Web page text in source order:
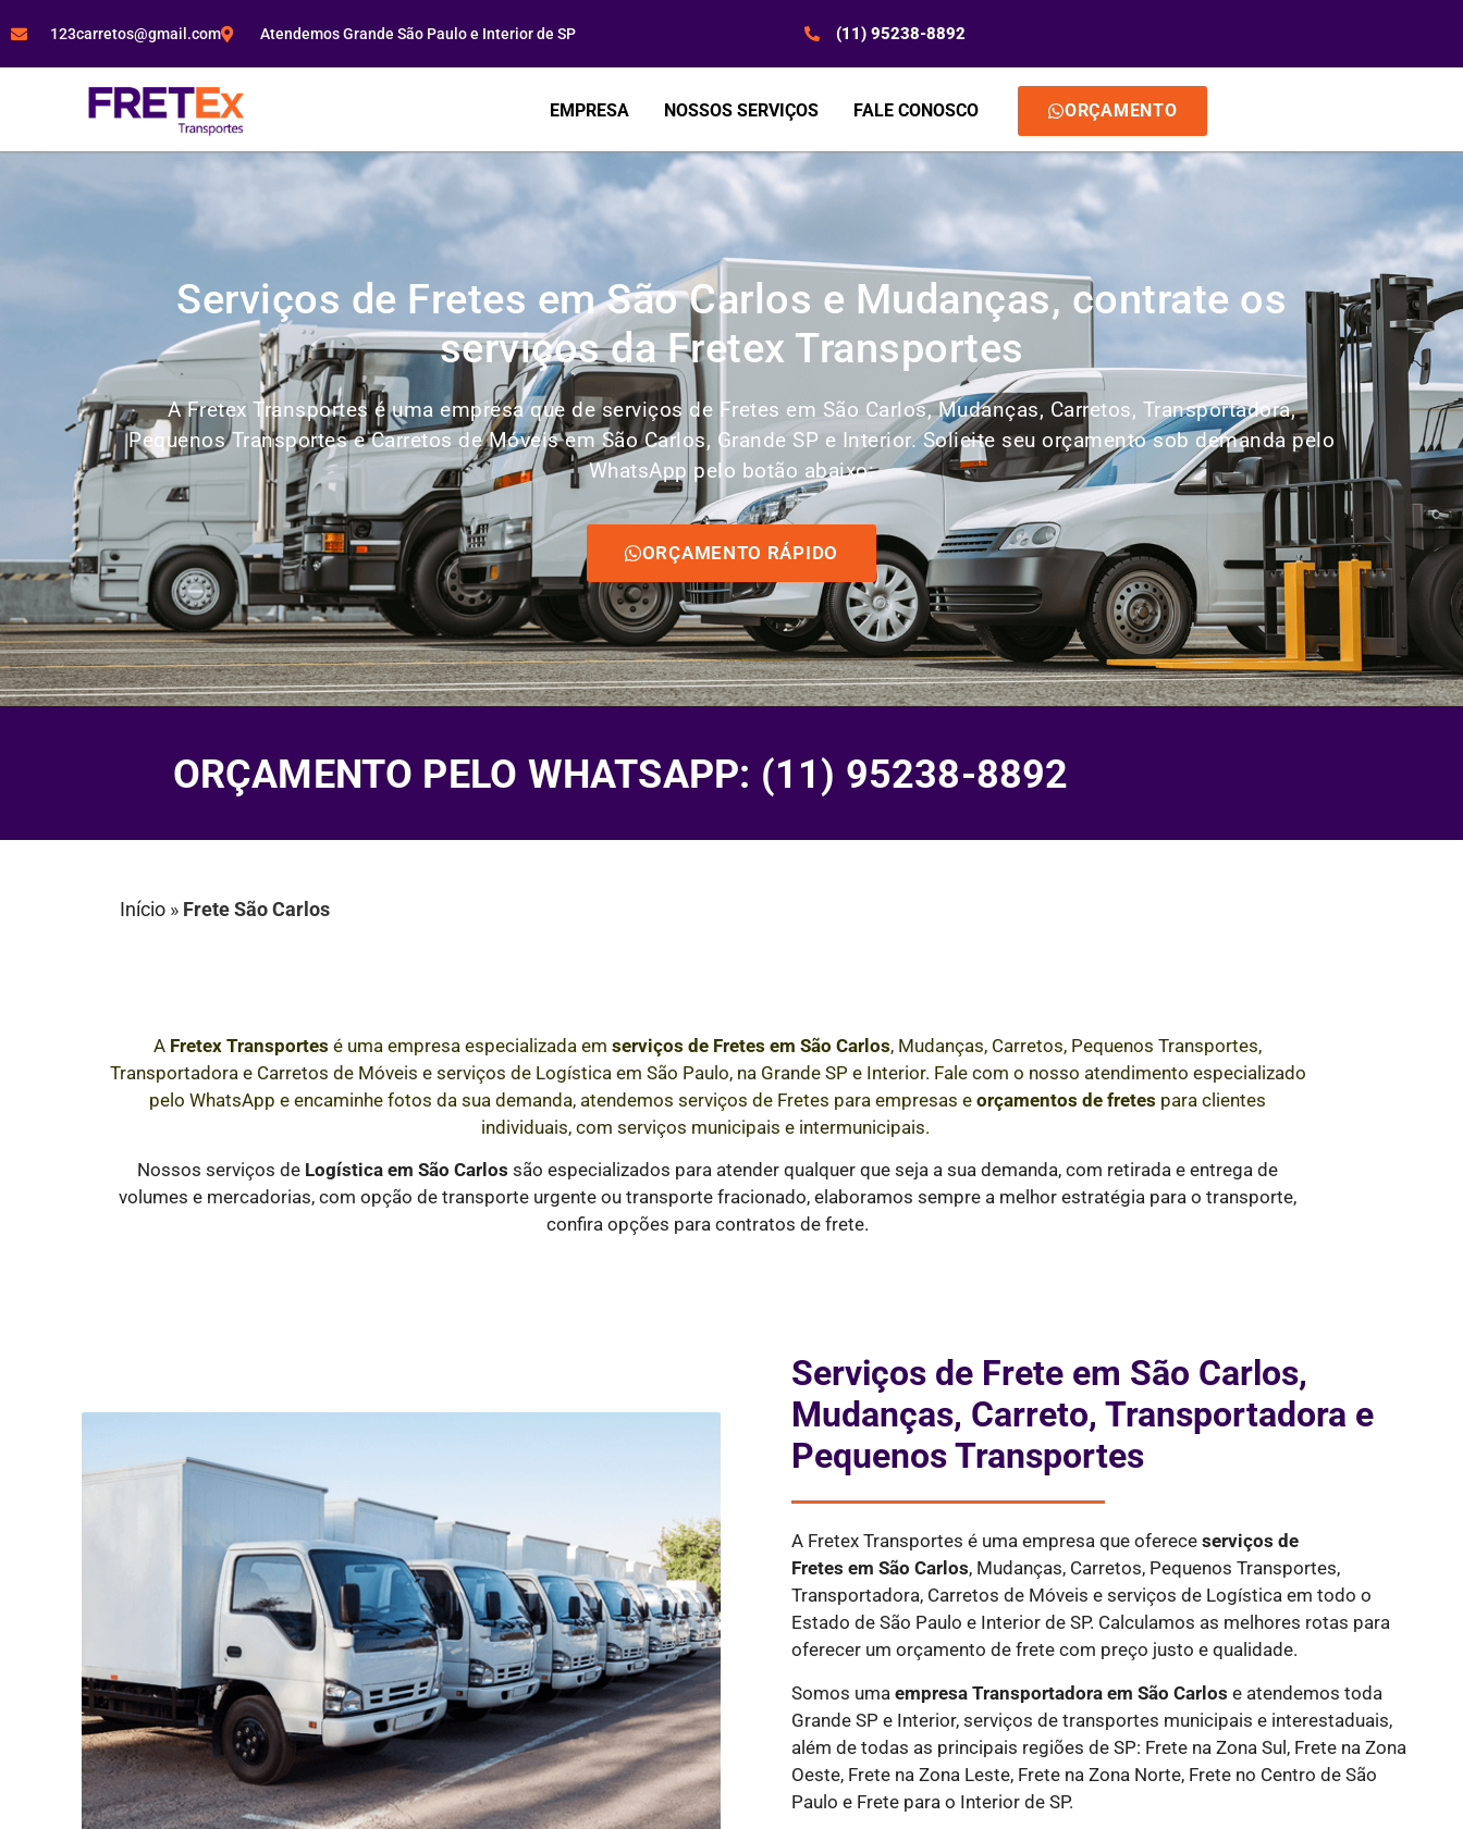
123carretos@gmail.com Atendemos Grande São Paulo e Interior de SP (11) 95238-8892
EMPRESA NOSSOS SERVIÇOS FALE CONOSCO ORÇAMENTO
Serviços de Fretes em São Carlos e Mudanças, contrate os
serviços da Fretex Transportes
A Fretex Transportes é uma empresa que de serviços de Fretes em São Carlos, Mudanças, Carretos, Transportadora,
Pequenos Transportes e Carretos de Móveis em São Carlos, Grande SP e Interior. Solicite seu orçamento sob demanda pelo
WhatsApp pelo botão abaixo:
ORÇAMENTO RÁPIDO
ORÇAMENTO PELO WHATSAPP: (11) 95238-8892
Início » Frete São Carlos
A Fretex Transportes é uma empresa especializada em serviços de Fretes em São Carlos, Mudanças, Carretos, Pequenos Transportes,
Transportadora e Carretos de Móveis e serviços de Logística em São Paulo, na Grande SP e Interior. Fale com o nosso atendimento especializado
pelo WhatsApp e encaminhe fotos da sua demanda, atendemos serviços de Fretes para empresas e orçamentos de fretes para clientes
individuais, com serviços municipais e intermunicipais.
Nossos serviços de Logística em São Carlos são especializados para atender qualquer que seja a sua demanda, com retirada e entrega de
volumes e mercadorias, com opção de transporte urgente ou transporte fracionado, elaboramos sempre a melhor estratégia para o transporte,
confira opções para contratos de frete.
Serviços de Frete em São Carlos,
Mudanças, Carreto, Transportadora e
Pequenos Transportes
A Fretex Transportes é uma empresa que ofereceserviços de
Fretesem São Carlos, Mudanças, Carretos, Pequenos Transportes,
Transportadora, Carretos de Móveis e serviços de Logística em todo o
Estado de São Paulo e Interior de SP. Calculamos as melhores rotas para
oferecer um orçamento de frete com preço justo e qualidade.
Somos umaempresa Transportadora em São Carlos e atendemos toda
Grande SP e Interior, serviços de transportes municipais e interestaduais,
além de todas as principais regiões de SP: Frete na Zona Sul, Frete na Zona
Oeste, Frete na Zona Leste, Frete na Zona Norte, Frete no Centro de São
Paulo e Frete para o Interior de SP.